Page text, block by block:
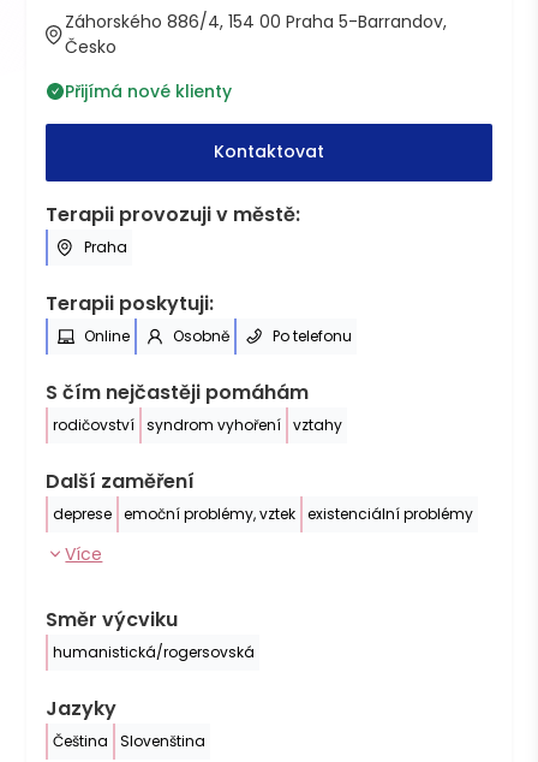
Záhorského 886/4, 154 00 Praha 5-Barrandov,
Česko
Přijímá nové klienty
Kontaktovat
Terapii provozuji v městě:
Praha
Terapii poskytuji:
Online Osobně Po telefonu
S čím nejčastěji pomáhám
rodičovství syndrom vyhoření vztahy
Další zaměření
deprese emoční problémy, vztek existenciální problémy
Více
Směr výcviku
humanistická/rogersovská
Jazyky
Čeština Slovenština